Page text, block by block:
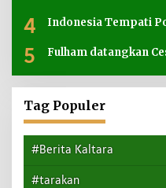
4 Indonesia Tempati
5 Fulham datangkan
Tag Populer
#Berita Kaltara
#tarakan